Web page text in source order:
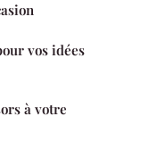
vos idées
à votre